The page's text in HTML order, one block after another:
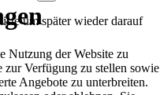
Nutzung der Website zu
zur Verfügung zu stellen sowie
Angebote zu unterbreiten.
um später wieder darauf